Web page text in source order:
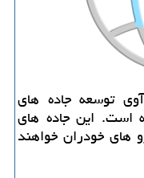
توسعه جاده های
است. این جاده های
های خودران خواهند